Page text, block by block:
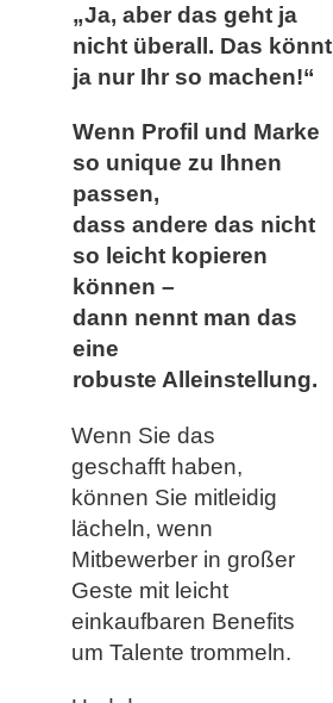
„Ja, aber das geht ja
nicht überall. Das könnt
ja nur Ihr so machen!“
Wenn Profil und Marke
so unique zu Ihnen
passen,
dass andere das nicht
so leicht kopieren
können –
dann nennt man das
eine
robuste Alleinstellung.
Wenn Sie das
geschafft haben,
können Sie mitleidig
lächeln, wenn
Mitbewerber in großer
Geste mit leicht
einkaufbaren Benefits
um Talente trommeln.